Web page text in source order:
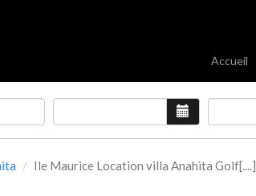
Accueil
Ile Maurice Location villa Anahita Golf[....]